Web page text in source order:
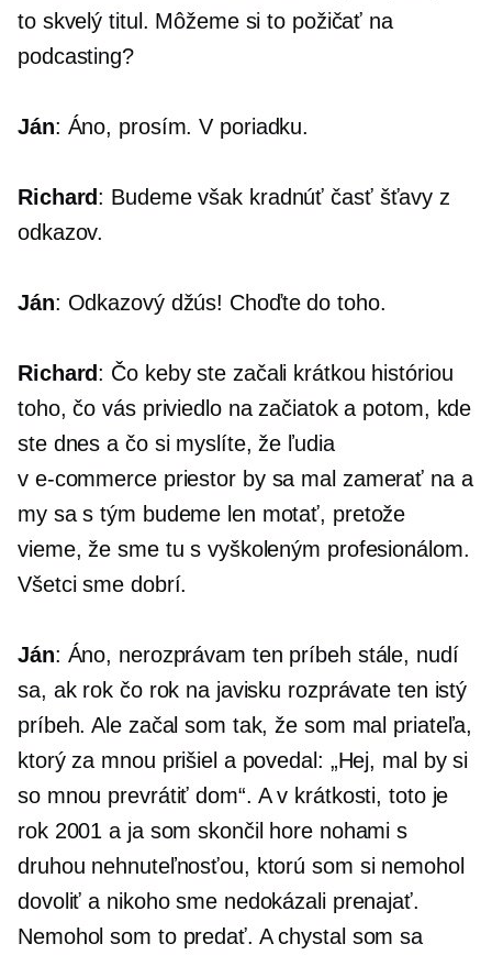
to skvelý titul. Môžeme si to požičať na
podcasting?
Ján: Áno, prosím. V poriadku.
Richard: Budeme však kradnúť časť šťavy z
odkazov.
Ján: Odkazový džús! Choďte do toho.
Richard: Čo keby ste začali krátkou históriou
toho, čo vás priviedlo na začiatok a potom, kde
ste dnes a čo si myslíte, že ľudia
v e-commercepriestor by sa mal zamerať na a
my sa s tým budeme len motať, pretože
vieme, že sme tu s vyškoleným profesionálom.
Všetci sme dobrí.
Ján: Áno, nerozprávam ten príbeh stále, nudí
sa, ak rok čo rok na javisku rozprávate ten istý
príbeh. Ale začal som tak, že som mal priateľa,
ktorý za mnou prišiel a povedal: „Hej, mal by si
so mnou prevrátiť dom“. A v krátkosti, toto je
rok 2001 a ja som skončil hore nohami s
druhou nehnuteľnosťou, ktorú som si nemohol
dovoliť a nikoho sme nedokázali prenajať.
Nemohol som to predať. A chystal som sa